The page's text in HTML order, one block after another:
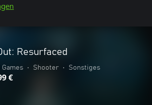
Resurfaced
Games • Shooter • Sonstiges
€